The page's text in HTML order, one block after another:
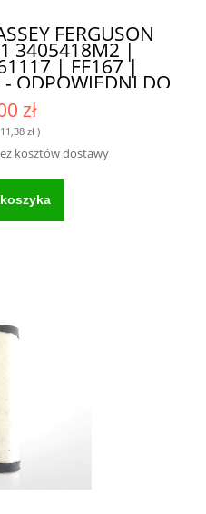
FERGUSON
3405418M2 |
| FF167 |
ODPOWIEDNI DO
PRACY
zł
11,38 zł)
kosztów dostawy